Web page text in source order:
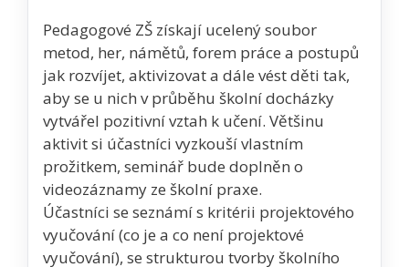
Pedagogové ZŠ získají ucelený soubor
metod, her, námětů, forem práce a postupů
jak rozvíjet, aktivizovat a dále vést děti tak,
aby se u nich v průběhu školní docházky
vytvářel pozitivní vztah k učení. Většinu
aktivit si účastníci vyzkouší vlastním
prožitkem, seminář bude doplněn o
videozáznamy ze školní praxe.
Účastníci se seznámí s kritérii projektového
vyučování (co je a co není projektové
vyučování), se strukturou tvorby školního